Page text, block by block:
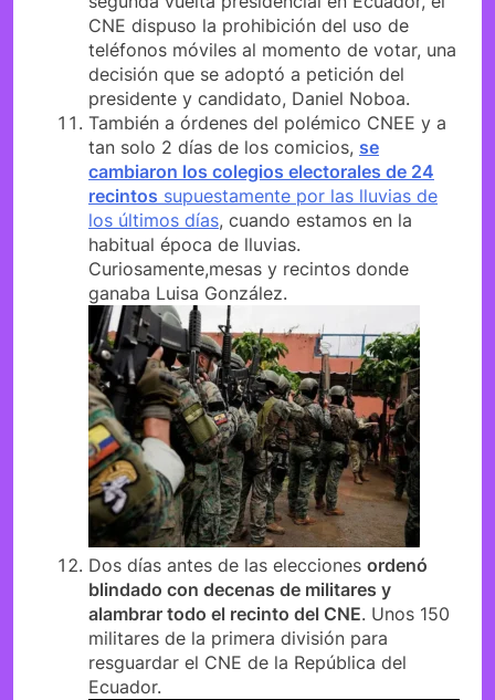
CNE dispuso la prohibición del uso de
teléfonos móviles al momento de votar, una
decisión que se adoptó a petición del
presidente y candidato, Daniel Noboa.
También a órdenes del polémico CNEE y a
tan solo 2 días de los comicios, se
cambiaron los colegios electorales de 24
recintos supuestamente por las lluvias de
los últimos días, cuando estamos en la
habitual época de lluvias.
Curiosamente,mesas y recintos donde
ganaba Luisa González.
Dos días antes de las elecciones ordenó
blindado con decenas de militares y
alambrar todo el recinto del CNE. Unos 150
militares de la primera división para
resguardar el CNE de la República del
Ecuador.